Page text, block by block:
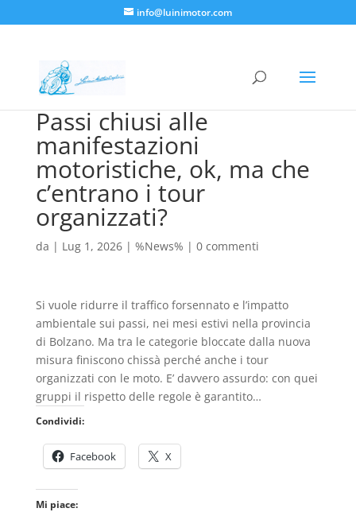
info@luinimotor.com
Passi chiusi alle
manifestazioni
motoristiche, ok, ma che
c’entrano i tour
organizzati?
da | Lug 1, 2026| %News% | 0 commenti
Si vuole ridurre il traffico forsennato e l’impatto
ambientale sui passi, nei mesi estivi nella provincia
di Bolzano. Ma tra le categorie bloccate dalla nuova
misura finiscono chissà perché anche i tour
organizzati con le moto. E’ davvero assurdo: con quei
gruppi il rispetto delle regole è garantito…
Condividi:
Facebook X
Mi piace: